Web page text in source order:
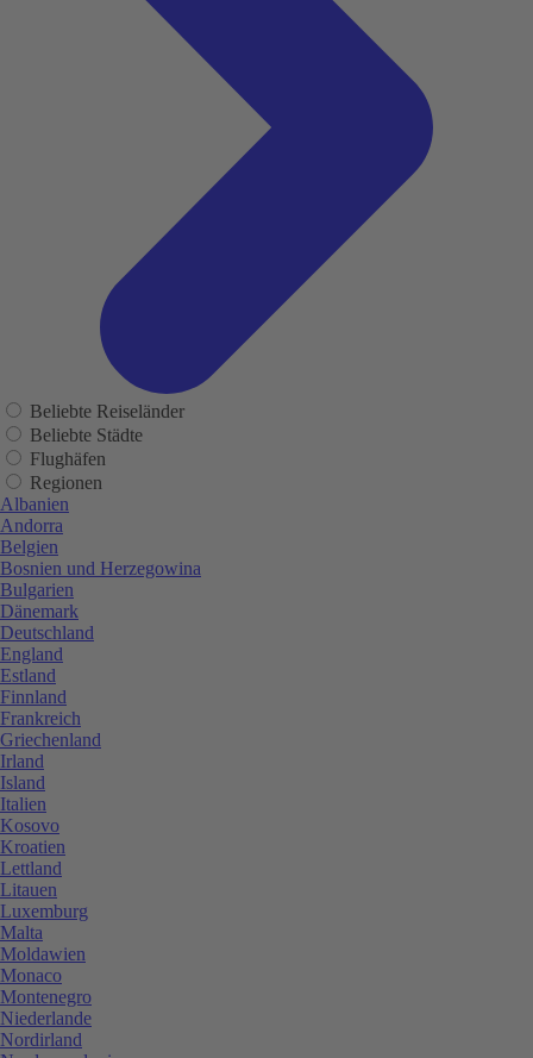
Beliebte Reiseländer
Beliebte Städte
Flughäfen
Regionen
Albanien
Andorra
Belgien
Bosnien und Herzegowina
Bulgarien
Dänemark
Deutschland
England
Estland
Finnland
Frankreich
Griechenland
Irland
Island
Italien
Kosovo
Kroatien
Lettland
Litauen
Luxemburg
Malta
Moldawien
Monaco
Montenegro
Niederlande
Nordirland